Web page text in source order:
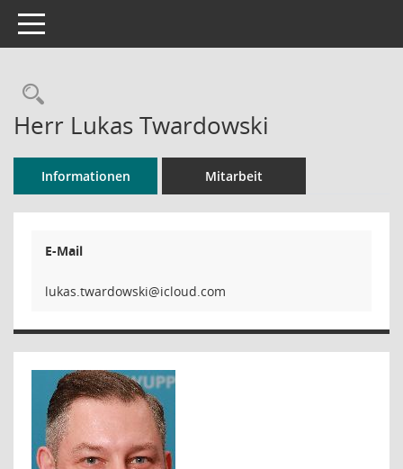
Toggle navigation
Rechercheauswahl
Herr Lukas Twardowski
Informationen Mitarbeit
E-Mail
ikswodra